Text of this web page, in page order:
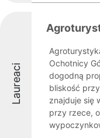
Laureaci
Ochotnicy
dogodną
bliskość
znajduje się
przy rzece,